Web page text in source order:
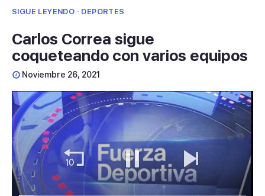
SIGUE LEYENDO · DEPORTES
Carlos Correa sigue
coqueteando con varios equipos
Noviembre 26, 2021